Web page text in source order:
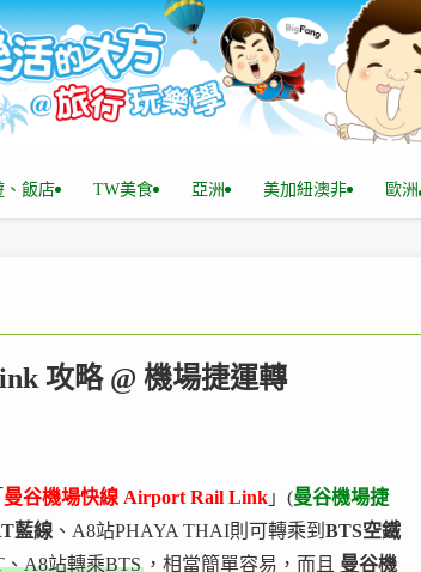
、飯店 TW美食 亞洲 美加紐澳非 歐洲
攻略 @ 機場捷運轉
曼谷機場快線 Airport Rail Link 」(曼谷機場捷
藍線 、A8站PHAYA THAI則可轉乘到 BTS空鐵
A8站轉乘BTS ，相當簡單容易，而且 曼谷機